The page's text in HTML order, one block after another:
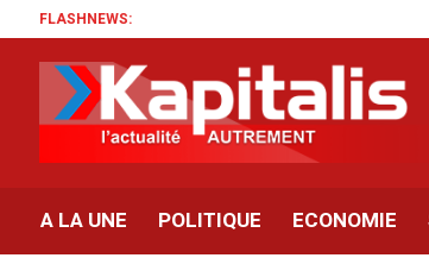
FLASHNEWS:
A LA UNE POLITIQUE ECONOMIE